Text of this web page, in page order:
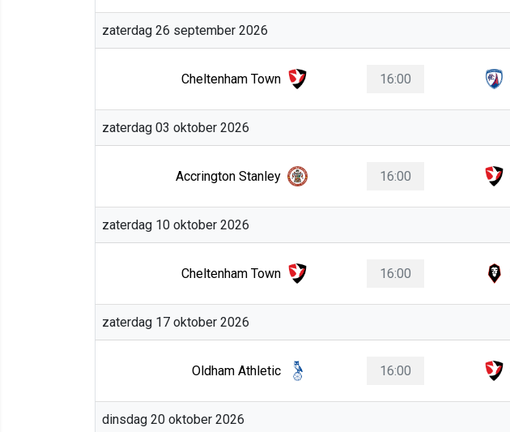
zaterdag 26 september 2026
Cheltenham Town 16:00
zaterdag 03 oktober 2026
Accrington Stanley 16:00
zaterdag 10 oktober 2026
Cheltenham Town 16:00
zaterdag 17 oktober 2026
Oldham Athletic 16:00
dinsdag 20 oktober 2026